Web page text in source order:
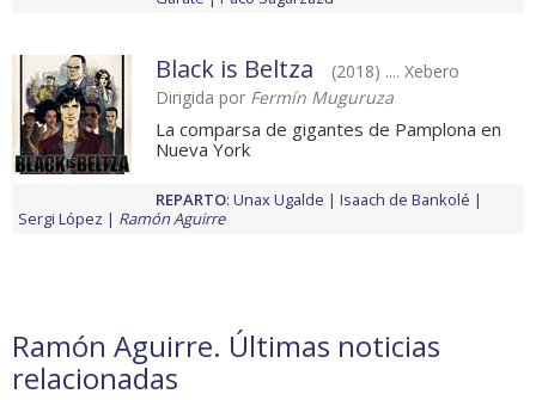
Black is Beltza
(2018) .... Xebero
Dirigida por Fermín Muguruza
La comparsa de gigantes de Pamplona en
Nueva York
REPARTO: Unax Ugalde
Isaach de Bankolé
Sergi López
Ramón Aguirre
Ramón Aguirre. Últimas noticias
relacionadas